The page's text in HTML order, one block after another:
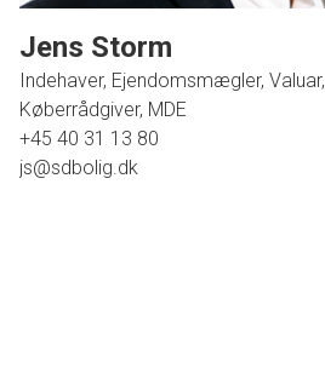
Jens Storm
Indehaver, Ejendomsmægler, Valuar,
Køberrådgiver, MDE
+45 40 31 13 80
js@sdbolig.dk